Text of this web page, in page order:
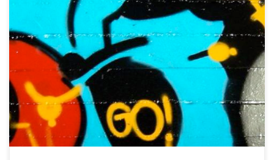
Vento d’estate cantava Max Gazze in una sua bella canzone di
qualche anno fa ed è proprio dal calore di questi giorni d’agosto
che nasce questa playlist molto estiva, leggera e allegra. Le
canzoni dell’estate ci sono tutte, da The Sound of Sunshine con la
quale Jovanotti ha definitivamente sdoganato […]